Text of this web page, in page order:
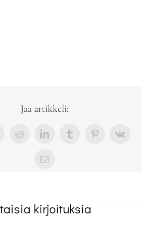
Jaa artikkeli:
RedditLinkedInTumblrPinterest
Vk
sähköposti
kirjoituksia